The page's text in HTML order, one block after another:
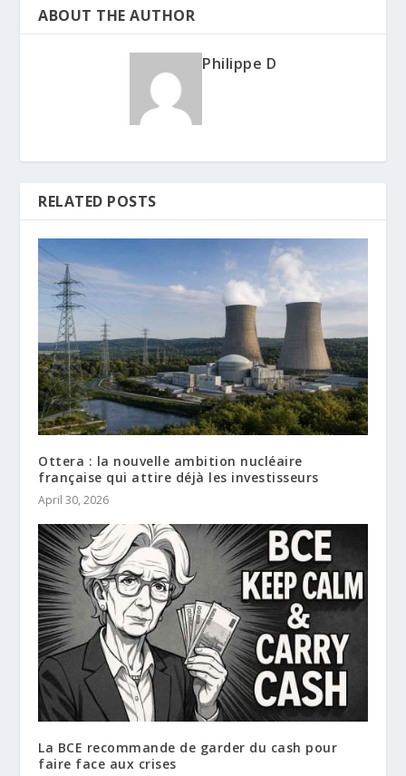
ABOUT THE AUTHOR
Philippe D
RELATED POSTS
Ottera : la nouvelle ambition nucléaire
française qui attire déjà les investisseurs
April 30, 2026
La BCE recommande de garder du cash pour
faire face aux crises